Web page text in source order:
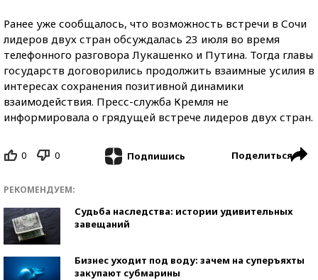
Ранее уже сообщалось, что возможность встречи в Сочи
лидеров двух стран обсуждалась 23 июля во время
телефонного разговора Лукашенко и Путина. Тогда главы
государств договорились продолжить взаимные усилия в
интересах сохранения позитивной динамики
взаимодействия. Пресс-служба Кремля не
информировала о грядущей встрече лидеров двух стран.
0 0 Подпишись Поделиться
РЕКОМЕНДУЕМ:
Судьба наследства: истории удивительных
завещаний
Бизнес уходит под воду: зачем на суперъяхты
закупают субмарины